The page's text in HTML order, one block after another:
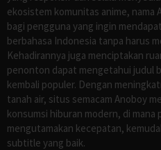
ekosistem komunitas anime, nama
bagi pengguna yang ingin
berbahasa Indonesia tanpa harus
Kehadirannya juga menciptakan
penonton dapat mengetahui judul
kembali populer. Dengan
tanah air, situs semacam Anoboy
konsumsi hiburan modern, di mana
mengutamakan kecepatan,
subtitle yang baik.